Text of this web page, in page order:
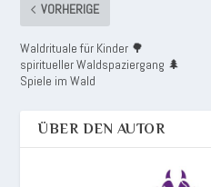
VORHERIGE
Waldrituale für Kinder 🌳
spiritueller Waldspaziergang 🌲
Spiele im Wald
ÜBER DEN AUTOR